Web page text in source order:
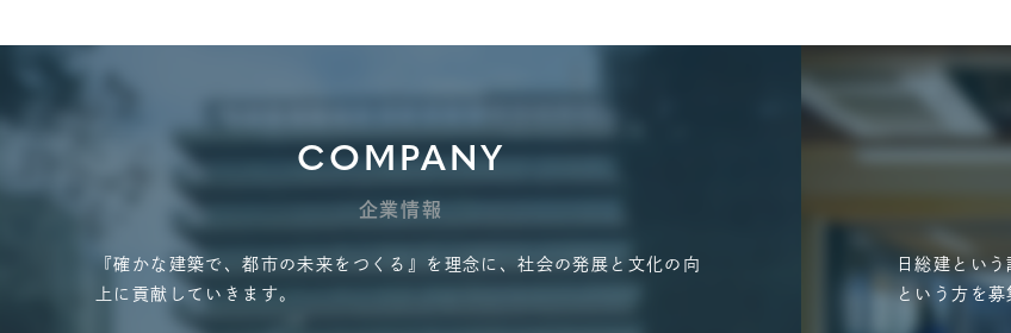
COMPANY
企業情報
『確かな建築で、都市の未来をつくる』を理念に、社会の発展と文化の向
上に貢献していきます。
日総建とい
という方を募